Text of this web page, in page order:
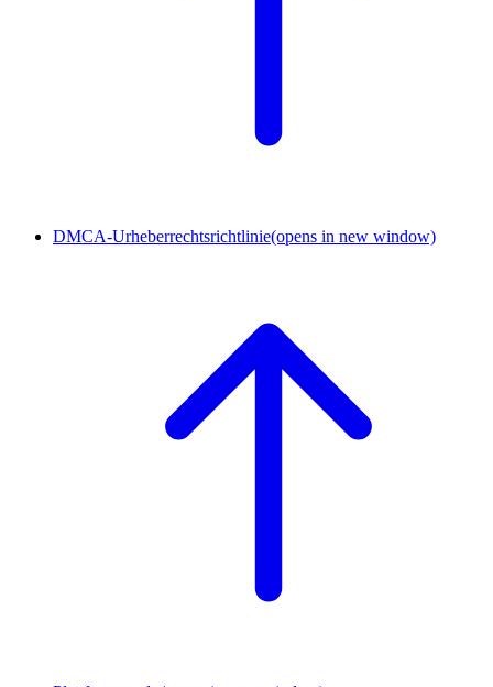
DMCA-Urheberrechtsrichtlinie(opens in new window)